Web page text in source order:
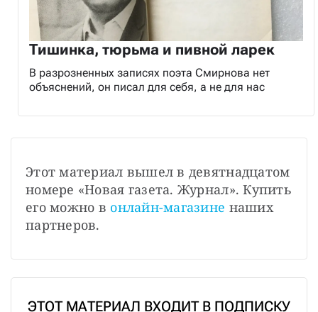
Тишинка, тюрьма и пивной ларек
В разрозненных записях поэта Смирнова нет
объяснений, он писал для себя, а не для нас
Этот материал вышел в девятнадцатом
номере «Новая газета. Журнал». Купить
его можно в онлайн-магазине наших
партнеров.
ЭТОТ МАТЕРИАЛ ВХОДИТ В ПОДПИСКУ